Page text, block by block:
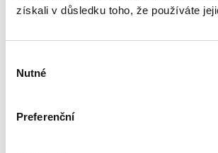
získali v důsledku toho, že používáte
souhlasu
Nutné
Preferenční